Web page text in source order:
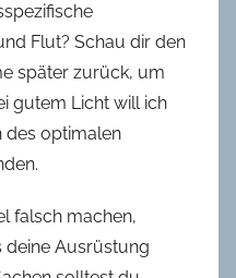
Flut? Schau dir den
später zurück, um
gutem Licht will ich
des optimalen
falsch machen,
deine Ausrüstung